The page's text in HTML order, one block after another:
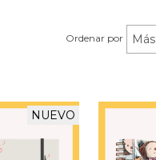
Ordenar por
NUEVO